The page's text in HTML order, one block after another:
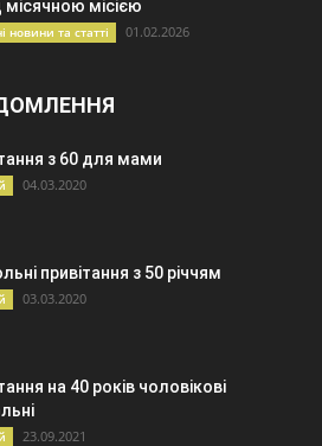
місячною місією
новини та статті 01.02.2026
з 60 для мами
04.03.2020
привітання з 50 річчям
03.03.2020
на 40 років чоловікові
23.09.2021